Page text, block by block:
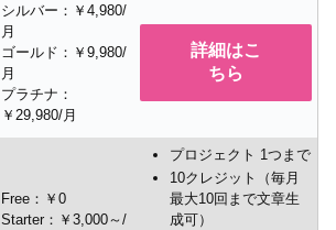
シルバー：￥4,980/
月
ゴールド：￥9,980/
月
プラチナ：
￥29,980/月
詳細はこ
ちら
Free：￥0
Starter：￥3,000～/
プロジェクト 1つまで
10クレジット（毎月
最大10回まで文章生
成可）